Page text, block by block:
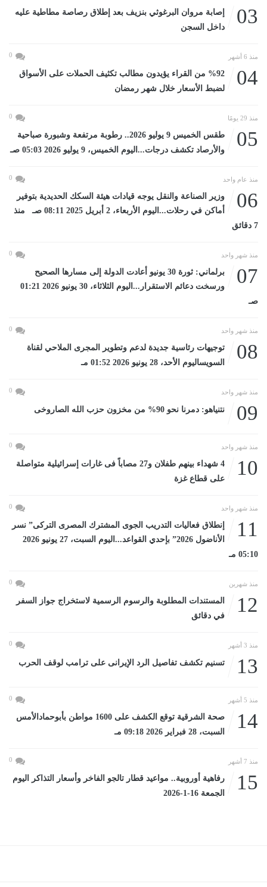
03
إصابة مروان البرغوثي بنزيف بعد إطلاق رصاصة مطاطية عليه
داخل السجن
منذ 6 أشهر 0
04
%92 من القراء يؤيدون مطالب تكثيف الحملات على الأسواق
لضبط الأسعار خلال شهر رمضان
منذ 29 يومًا 0
05
طقس الخميس 9 يوليو 2026.. رطوبة مرتفعة وشبورة صباحية
والأرصاد تكشف درجات...اليوم الخميس، 9 يوليو 2026 05:03 صـ
منذ عام واحد 0
06
وزير الصناعة والنقل يوجه قيادات هيئة السكك الحديدية بتوفير
أماكن في رحلات...اليوم الأربعاء، 2 أبريل 2025 08:11 صـ منذ
7 دقائق
منذ شهر واحد 0
07
برلماني: ثورة 30 يونيو أعادت الدولة إلى مسارها الصحيح
ورسخت دعائم الاستقرار...اليوم الثلاثاء، 30 يونيو 2026 01:21
صـ
منذ شهر واحد 0
08
توجيهات رئاسية جديدة لدعم وتطوير المجرى الملاحي لقناة
السويساليوم الأحد، 28 يونيو 2026 01:52 مـ
منذ شهر واحد 0
09 نتنياهو: دمرنا نحو 90% من مخزون حزب الله الصاروخى
منذ شهر واحد 0
10
4 شهداء بينهم طفلان و27 مصاباً فى غارات إسرائيلية متواصلة
على قطاع غزة
منذ شهر واحد 0
11
إنطلاق فعاليات التدريب الجوى المشترك المصرى التركى” نسر
الأناضول 2026” بإحدي القواعد...اليوم السبت، 27 يونيو 2026
05:10 مـ
منذ شهرين 0
12
المستندات المطلوبة والرسوم الرسمية لاستخراج جواز السفر
في دقائق
منذ 3 أشهر 0
13 تسنيم تكشف تفاصيل الرد الإيرانى على ترامب لوقف الحرب
منذ 5 أشهر 0
14
صحة الشرقية توقع الكشف على 1600 مواطن بأبوحمادالأمس
السبت، 28 فبراير 2026 09:18 مـ
منذ 7 أشهر 0
15
رفاهية أوروبية.. مواعيد قطار تالجو الفاخر وأسعار التذاكر اليوم
الجمعة 16-1-2026